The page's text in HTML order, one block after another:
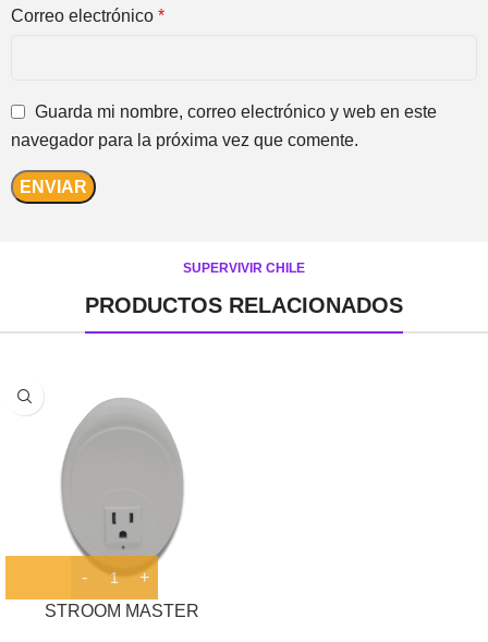
Correo electrónico *
Guarda mi nombre, correo electrónico y web en este
navegador para la próxima vez que comente.
SUPERVIVIR CHILE
PRODUCTOS RELACIONADOS
STROOM MASTER